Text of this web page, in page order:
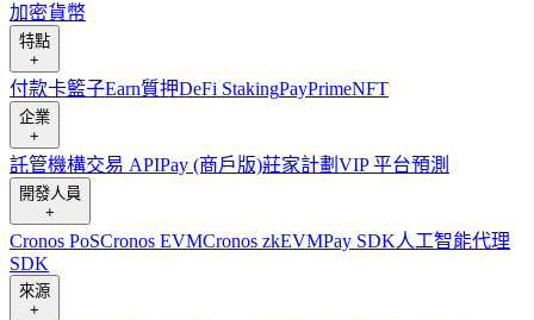
加密貨幣
特點
+
付款卡籃子Earn質押DeFi StakingPayPrimeNFT
企業
+
託管機構交易 APIPay (商戶版)莊家計劃 VIP 平台預測
開發人員
+
Cronos PoSCronos EVMCronos zkEVMPay SDK人工智能代理
SDK
來源
+